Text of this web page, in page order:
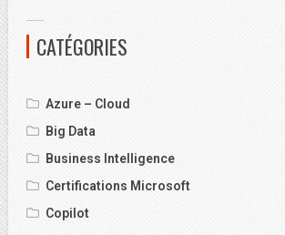
CATÉGORIES
Azure – Cloud
Big Data
Business Intelligence
Certifications Microsoft
Copilot